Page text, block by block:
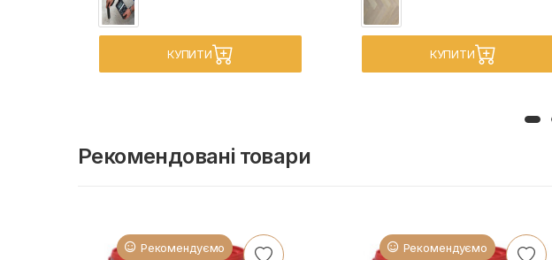
КУПИТИ КУПИТИ
Рекомендовані товари
Рекомендуємо Рекомендуємо